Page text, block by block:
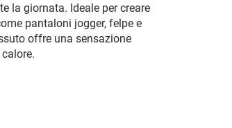
la giornata. Ideale per creare
pantaloni jogger, felpe e
offre una sensazione